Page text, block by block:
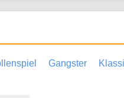
Gangster